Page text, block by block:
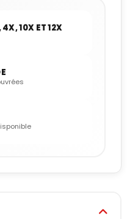
10X ET 12X